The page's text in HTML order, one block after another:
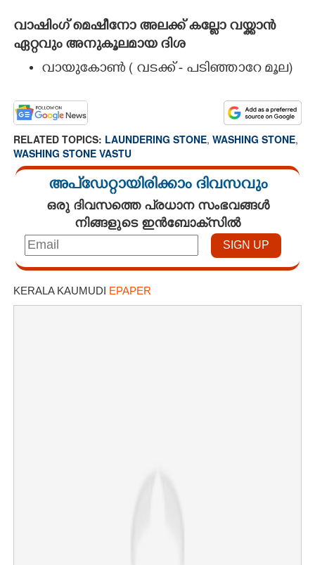
വാഷിംഗ് മെഷീനോ അലക്ക് കല്ലോ വയ്ക്കാൻ
ഏറ്റവും അനുകൂലമായ ദിശ
വായുകോൺ ( വടക്ക് - പടിഞ്ഞാറേ മൂല)
RELATED TOPICS: LAUNDERING STONE, WASHING STONE,
WASHING STONE VASTU
അപ്ഡേറ്റായിരിക്കാം ദിവസവും
ഒരു ദിവസത്തെ പ്രധാന സംഭവങ്ങൾ
നിങ്ങളുടെ ഇൻബോക്സിൽ
KERALA KAUMUDI EPAPER